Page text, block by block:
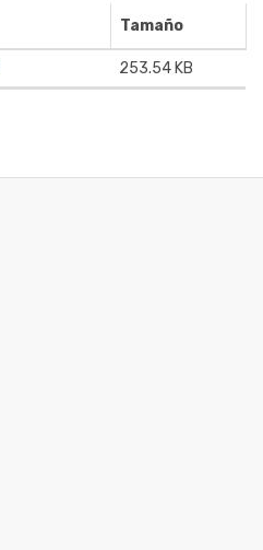
Tamaño
253.54 KB